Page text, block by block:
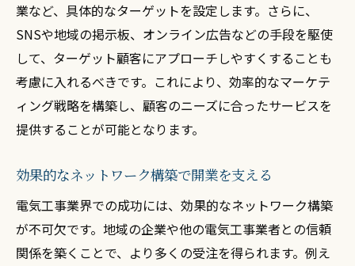
ドバイス
開業前の準備とチェックリスト
初めてのプロジェクトを成功させるための
心得
顧客満足度を高めるための対応術
継続的な成長を実現するための学び
コミュニティへの貢献とネットワーク拡大
電気工事で独立するための必須知識とスキルア
ップ方法
業など、具体的なターゲットを設定します。さらに、
SNSや地域の掲示板、オンライン広告などの手段を駆使
して、ターゲット顧客にアプローチしやすくすることも
考慮に入れるべきです。これにより、効率的なマーケテ
ィング戦略を構築し、顧客のニーズに合ったサービスを
提供することが可能となります。
効果的なネットワーク構築で開業を支える
電気工事業界での成功には、効果的なネットワーク構築
が不可欠です。地域の企業や他の電気工事業者との信頼
関係を築くことで、より多くの受注を得られます。例え